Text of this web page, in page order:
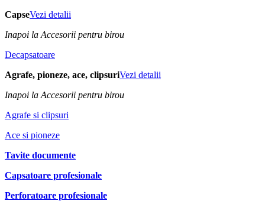
CapseVezi detalii
Inapoi la Accesorii pentru birou
Decapsatoare
Agrafe, pioneze, ace, clipsuriVezi detalii
Inapoi la Accesorii pentru birou
Agrafe si clipsuri
Ace si pioneze
Tavite documente
Capsatoare profesionale
Perforatoare profesionale